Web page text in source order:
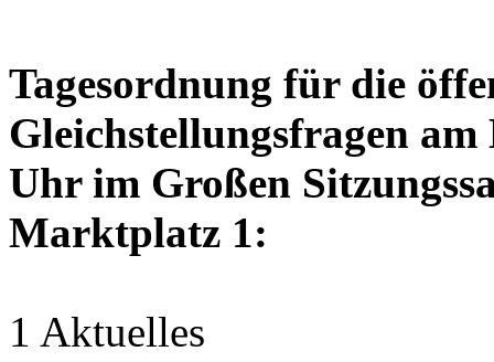
Tagesordnung für die
Gleichstellungsfragen
Uhr im Großen
Marktplatz 1:
1 Aktuelles